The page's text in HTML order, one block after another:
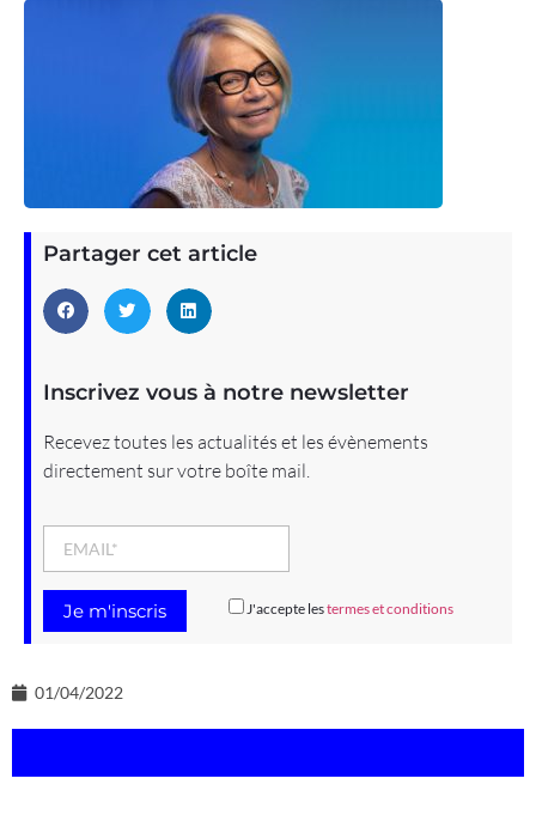
Partager cet article
Inscrivez vous à notre newsletter
Recevez toutes les actualités et les évènements
directement sur votre boîte mail.
J'accepte lestermes et conditions
01/04/2022